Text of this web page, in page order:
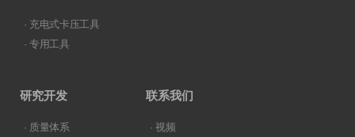
· 充电式卡压工具
· 专用工具
研究开发
· 质量体系
联系我们
· 视频